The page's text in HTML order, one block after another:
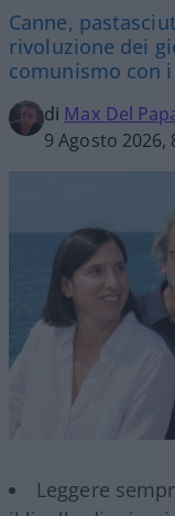
Canne,
rivoluzione dei
comunismo con
di Max Del
9 Agosto 2026,
Leggere